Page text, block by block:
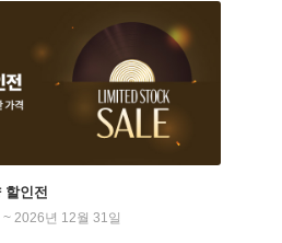
할인전
2026년 12월 31일